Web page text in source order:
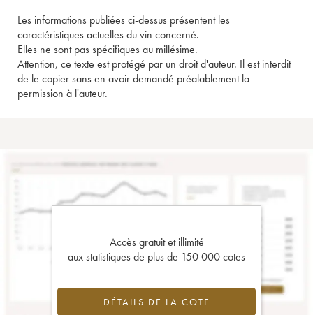
Les informations publiées ci-dessus présentent les
caractéristiques actuelles du vin concerné.
Elles ne sont pas spécifiques au millésime.
Attention, ce texte est protégé par un droit d'auteur. Il est interdit
de le copier sans en avoir demandé préalablement la
permission à l'auteur.
Accès gratuit et illimité
aux statistiques de plus de 150 000 cotes
DÉTAILS DE LA COTE